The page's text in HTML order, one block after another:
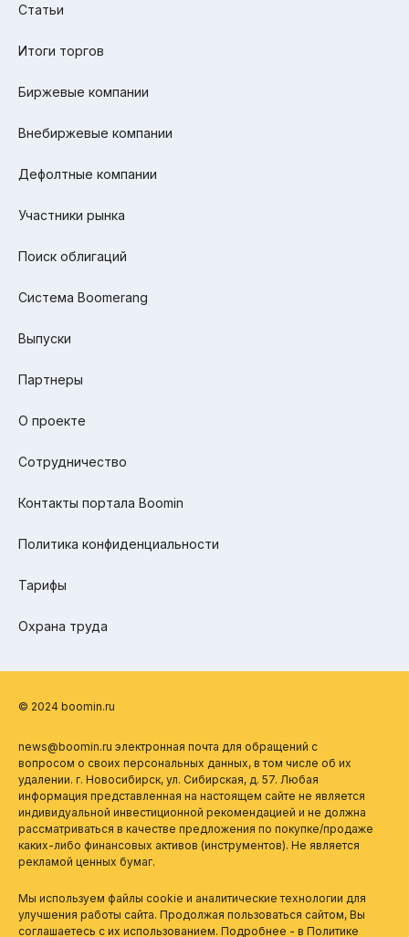
Статьи
Итоги торгов
Биржевые компании
Внебиржевые компании
Дефолтные компании
Участники рынка
Поиск облигаций
Система Boomerang
Выпуски
Партнеры
О проекте
Сотрудничество
Контакты портала Boomin
Политика конфиденциальности
Тарифы
Охрана труда
© 2024 boomin.ru
news@boomin.ru электронная почта для обращений с
вопросом о своих персональных данных, в том числе об их
удалении. г. Новосибирск, ул. Сибирская, д. 57. Любая
информация представленная на настоящем сайте не является
индивидуальной инвестиционной рекомендацией и не должна
рассматриваться в качестве предложения по покупке/продаже
каких-либо финансовых активов (инструментов). Не является
рекламой ценных бумаг.
Мы используем файлы cookie и аналитические технологии для
улучшения работы сайта. Продолжая пользоваться сайтом, Вы
соглашаетесь с их использованием. Подробнее - в Политике